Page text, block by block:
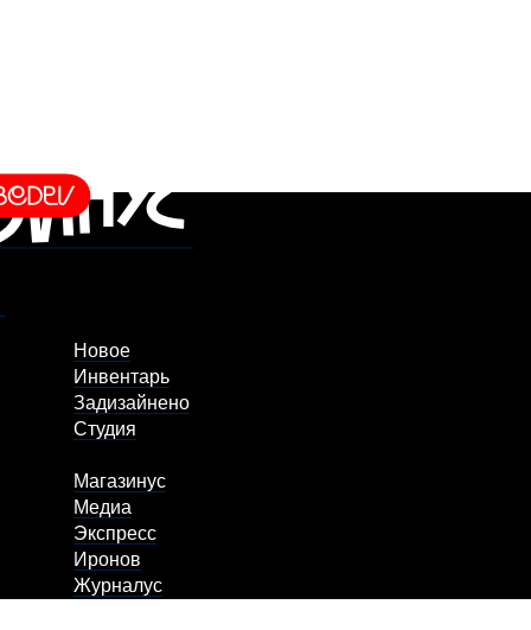
Новое
Инвентарь
Задизайнено
Студия
Магазинус
Медиа
Экспресс
Иронов
Журналус